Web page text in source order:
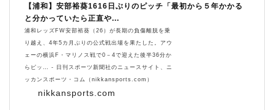
nikkansports.com
【浦和】安部裕葵1616日ぶりのピッチ「最初から５年かかる
と分かっていたら正直や...
浦和レッズFW安部裕葵（26）が長期の負傷離脱を乗
り越え、4年5カ月ぶりの公式戦出場を果たした。アウ
ェーの横浜F・マリノス戦で0－4で迎えた後半36分か
らピッ… - 日刊スポーツ新聞社のニュースサイト、ニ
ッカンスポーツ・コム（nikkansports.com）